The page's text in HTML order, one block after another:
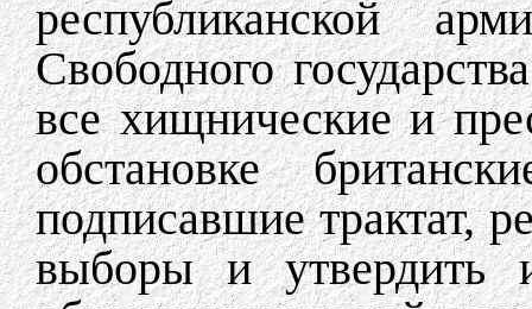
республиканской
Свободного
все хищнические и
обстановке
подписавшие трактат,
выборы и утвердить